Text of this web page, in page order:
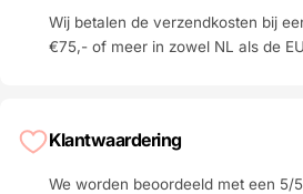
Wij betalen de verzendkosten bij
€75,- of meer in zowel NL als de
Klantwaardering
We worden beoordeeld met een 5/